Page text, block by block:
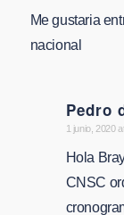
Me gustaria
nacional
Pedro
says:
1 junio, 2020
Hola
CNSC